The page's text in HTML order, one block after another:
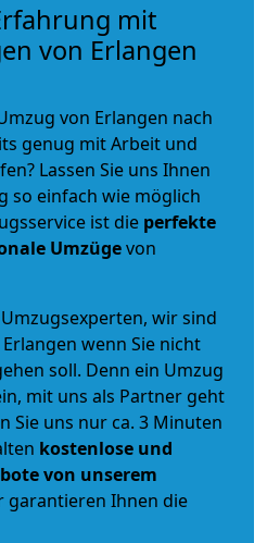
mit
von Erlangen
von Erlangen nach
genug mit Arbeit und
Lassen Sie uns Ihnen
so einfach wie möglich
ist die perfekte
Umzügevon
wir sind
wenn Sie nicht
soll. Denn ein Umzug
mit uns als Partner geht
Sie uns nur ca. 3 Minuten
kostenlose und
von unserem
garantieren Ihnen die